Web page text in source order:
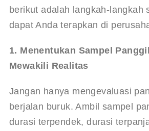
berikut adalah langkah-langkah
dapat Anda terapkan di
1. Menentukan Sampel
Mewakili Realitas
Jangan hanya mengevaluasi
berjalan buruk. Ambil sampel
durasi terpendek, durasi